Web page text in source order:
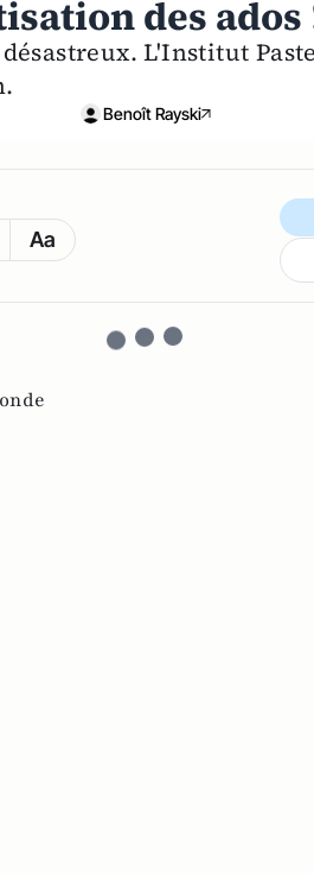
des ados
L'Institut
Benoît Rayski
Aa